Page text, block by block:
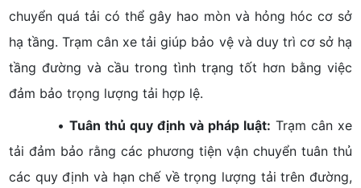
chuyển quá tải có thể gây hao mòn và hỏng hóc cơ sở
hạ tầng. Trạm cân xe tải giúp bảo vệ và duy trì cơ sở hạ
tầng đường và cầu trong tình trạng tốt hơn bằng việc
đảm bảo trọng lượng tải hợp lệ.
• Tuân thủ quy định và pháp luật: Trạm cân xe
tải đảm bảo rằng các phương tiện vận chuyển tuân thủ
các quy định và hạn chế về trọng lượng tải trên đường,